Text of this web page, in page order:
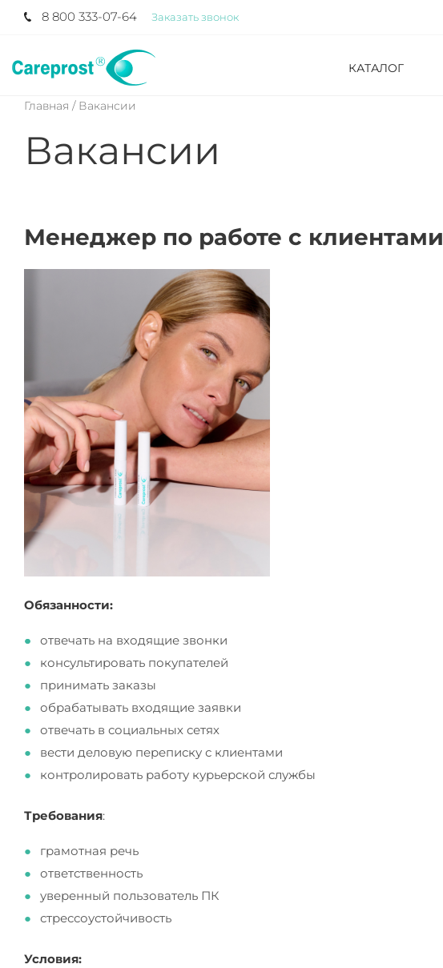
8 800 333-07-64 Заказать звонок
КАТАЛОГ
Главная / Вакансии
Вакансии
Менеджер по работе с клиентами
Обязанности:
отвечать на входящие звонки
консультировать покупателей
принимать заказы
обрабатывать входящие заявки
отвечать в социальных сетях
вести деловую переписку с клиентами
контролировать работу курьерской службы
Требования:
грамотная речь
ответственность
уверенный пользователь ПК
стрессоустойчивость
Условия: